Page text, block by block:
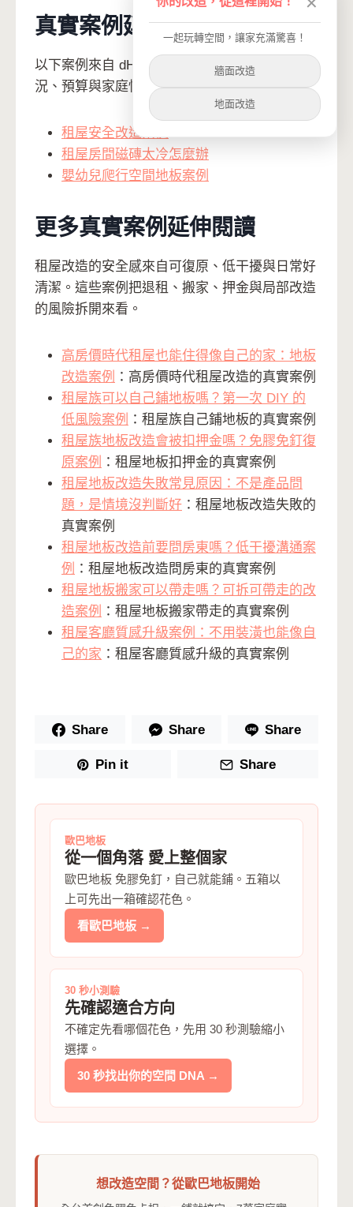
真實案例延伸閱讀
以下案例來自 dHConcept 案例庫，補充不同屋
況、預算與家庭情境下的實際做法。
租屋安全改造案例
租屋房間磁磚太冷怎麼辦
嬰幼兒爬行空間地板案例
更多真實案例延伸閱讀
租屋改造的安全感來自可復原、低干擾與日常好
清潔。這些案例把退租、搬家、押金與局部改造
的風險拆開來看。
高房價時代租屋也能住得像自己的家：地板
改造案例 ：高房價時代租屋改造的真實案例
租屋族可以自己鋪地板嗎？第一次 DIY 的
低風險案例 ：租屋族自己鋪地板的真實案例
租屋族地板改造會被扣押金嗎？免膠免釘復
原案例 ：租屋地板扣押金的真實案例
租屋地板改造失敗常見原因：不是產品問
題，是情境沒判斷好 ：租屋地板改造失敗的
真實案例
租屋地板改造前要問房東嗎？低干擾溝通案
例 ：租屋地板改造問房東的真實案例
租屋地板搬家可以帶走嗎？可拆可帶走的改
造案例 ：租屋地板搬家帶走的真實案例
租屋客廳質感升級案例：不用裝潢也能像自
己的家 ：租屋客廳質感升級的真實案例
Share Share Share
Pin it Share
歐巴地板
從一個角落 愛上整個家
歐巴地板 免膠免釘，自己就能鋪。五箱以
上可先出一箱確認花色。
看歐巴地板 →
30 秒小測驗
先確認適合方向
不確定先看哪個花色，先用 30 秒測驗縮小
選擇。
30 秒找出你的空間 DNA →
想改造空間？從歐巴地板開始
一起玩轉空間，讓家充滿驚喜！
牆面改造
地面改造